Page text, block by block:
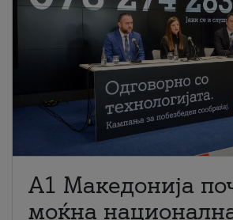
A1 Македонија
моќна